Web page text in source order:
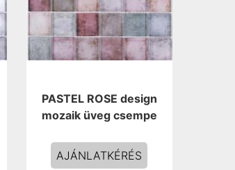
PASTEL ROSE design
mozaik üveg csempe
AJÁNLATKÉRÉS